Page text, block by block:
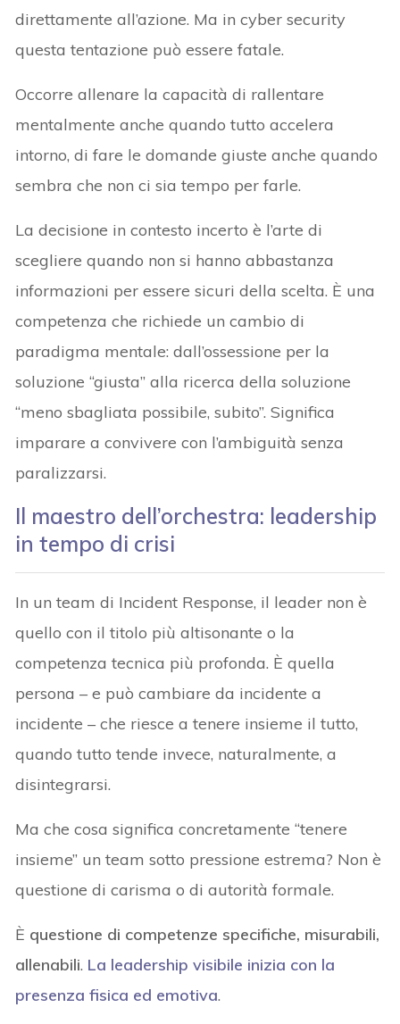
direttamente all’azione. Ma in cyber security
questa tentazione può essere fatale.
Occorre allenare la capacità di rallentare
mentalmente anche quando tutto accelera
intorno, di fare le domande giuste anche quando
sembra che non ci sia tempo per farle.
La decisione in contesto incerto è l’arte di
scegliere quando non si hanno abbastanza
informazioni per essere sicuri della scelta. È una
competenza che richiede un cambio di
paradigma mentale: dall’ossessione per la
soluzione “giusta” alla ricerca della soluzione
“meno sbagliata possibile, subito”. Significa
imparare a convivere con l’ambiguità senza
paralizzarsi.
Il maestro dell’orchestra: leadership
in tempo di crisi
In un team di Incident Response, il leader non è
quello con il titolo più altisonante o la
competenza tecnica più profonda. È quella
persona – e può cambiare da incidente a
incidente – che riesce a tenere insieme il tutto,
quando tutto tende invece, naturalmente, a
disintegrarsi.
Ma che cosa significa concretamente “tenere
insieme” un team sotto pressione estrema? Non è
questione di carisma o di autorità formale.
È questione di competenze specifiche, misurabili,
allenabili. La leadership visibile inizia con la
presenza fisica ed emotiva.